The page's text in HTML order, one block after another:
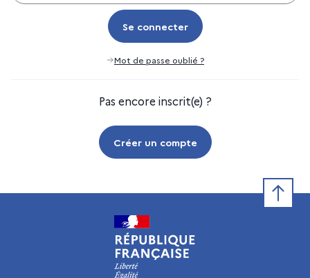
Se connecter
Se connecter
Mot de passe oublié ?
Pas encore inscrit(e) ?
Créer un compte